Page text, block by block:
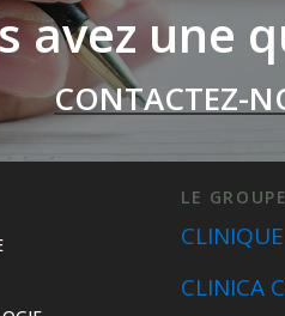
avez une
CONTACTEZ-
LE
CLINICA